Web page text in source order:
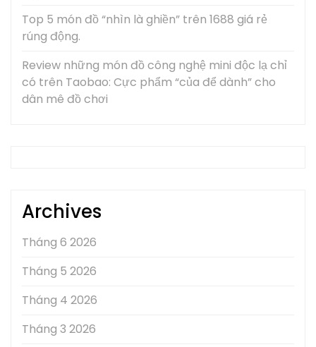
Top 5 món đồ “nhìn là ghiền” trên 1688 giá rẻ
rúng động.
Review những món đồ công nghệ mini độc lạ chỉ
có trên Taobao: Cực phẩm “của để dành” cho
dân mê đồ chơi
Archives
Tháng 6 2026
Tháng 5 2026
Tháng 4 2026
Tháng 3 2026